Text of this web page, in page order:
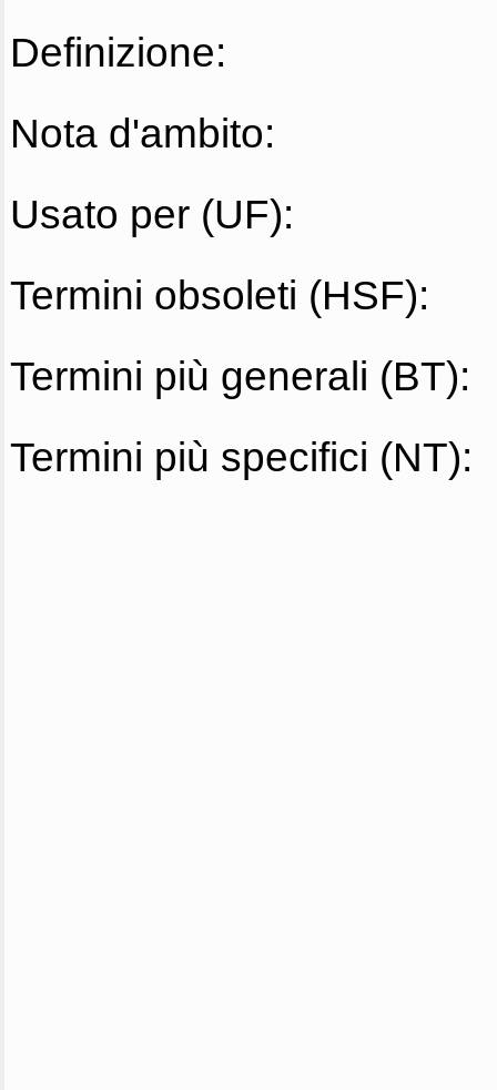
Definizione:
Nota d'ambito:
Usato per (UF):
Termini obsoleti (HSF):
Termini più generali (BT):
Termini più specifici (NT):